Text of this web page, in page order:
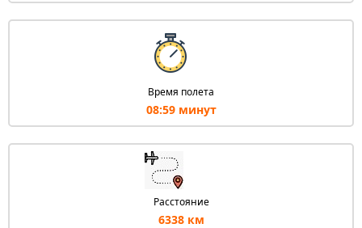
Время полета
08:59 минут
Расстояние
6338 км